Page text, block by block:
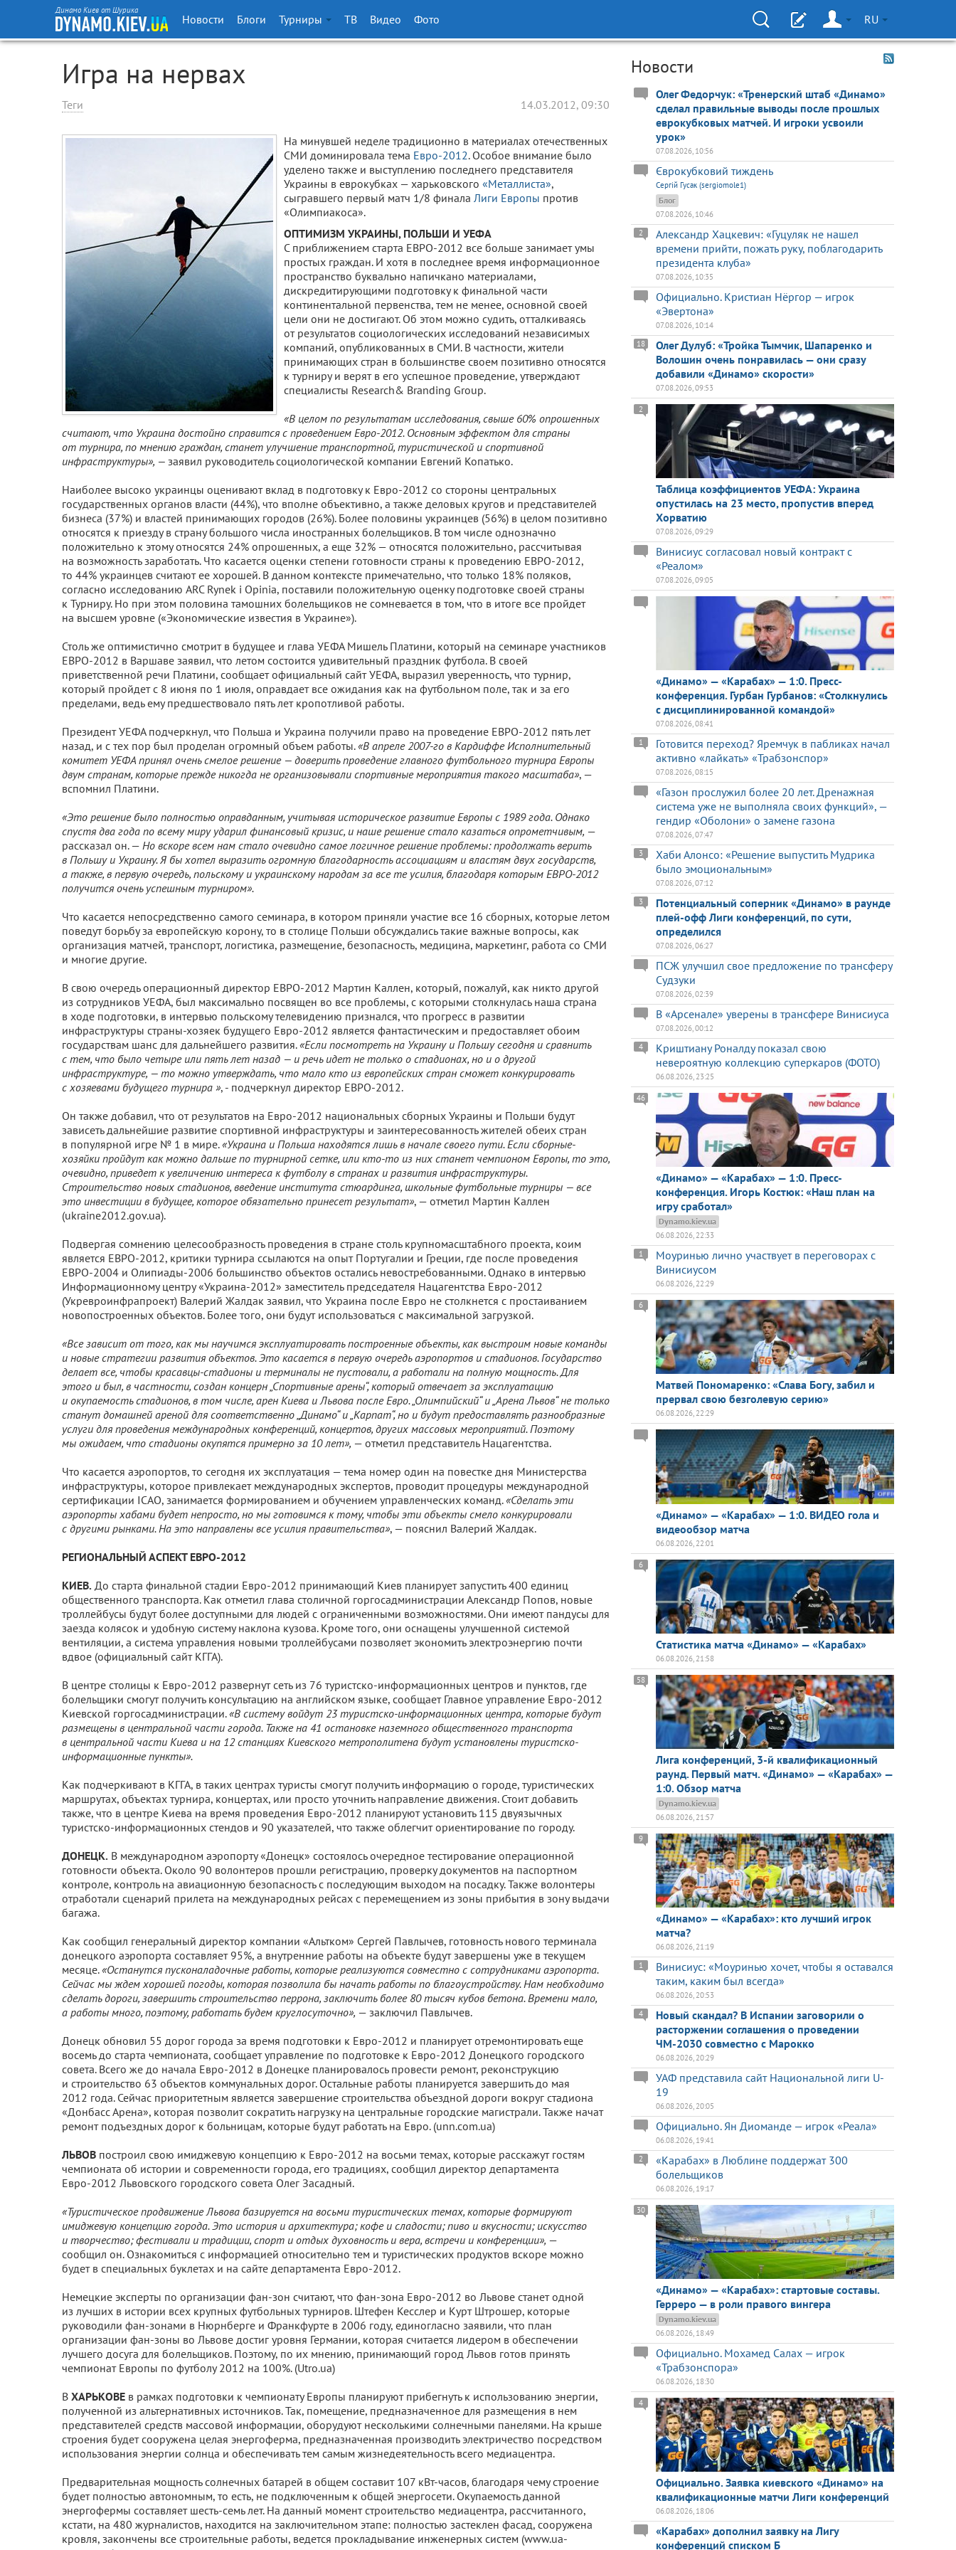
Динамо Киев от Шурика
Новости Блоги Турниры ТВ Видео Фото RU
Игра на нервах
Теги 14.03.2012, 09:30
На минувшей неделе традиционно в материалах отечественных
СМИ доминировала тема Евро-2012. Особое внимание было
уделено также и выступлению последнего представителя
Украины в еврокубках — харьковского «Металлиста»,
сыгравшего первый матч 1/8 финала Лиги Европы против
«Олимпиакоса».
ОПТИМИЗМ УКРАИНЫ, ПОЛЬШИ И УЕФА
С приближением старта ЕВРО-2012 все больше занимает умы
простых граждан. И хотя в последнее время информационное
пространство буквально напичкано материалами,
дискредитирующими подготовку к финальной части
континентальной первенства, тем не менее, основной своей
цели они не достигают. Об этом можно судить, отталкиваясь
от результатов социологических исследований независимых
компаний, опубликованных в СМИ. В частности, жители
принимающих стран в большинстве своем позитивно относятся
к турниру и верят в его успешное проведение, утверждают
специалисты Research& Branding Group.
«В целом по результатам исследования, свыше 60% опрошенных
считают, что Украина достойно справится с проведением Евро-2012. Основным эффектом для страны
от турнира, по мнению граждан, станет улучшение транспортной, туристической и спортивной
инфраструктуры», — заявил руководитель социологической компании Евгений Копатько.
Наиболее высоко украинцы оценивают вклад в подготовку к Евро-2012 со стороны центральных
государственных органов власти (44%), что вполне объективно, а также деловых кругов и представителей
бизнеса (37%) и властей принимающих городов (26%). Более половины украинцев (56%) в целом позитивно
относятся к приезду в страну большого числа иностранных болельщиков. В том числе однозначно
положительно к этому относятся 24% опрошенных, а еще 32% — относятся положительно, рассчитывая
на возможность заработать. Что касается оценки степени готовности страны к проведению ЕВРО-2012,
то 44% украинцев считают ее хорошей. В данном контексте примечательно, что только 18% поляков,
согласно исследованию ARC Rynek i Opinia, поставили положительную оценку подготовке своей страны
к Турниру. Но при этом половина тамошних болельщиков не сомневается в том, что в итоге все пройдет
на высшем уровне («Экономические известия в Украине»).
Столь же оптимистично смотрит в будущее и глава УЕФА Мишель Платини, который на семинаре участников
ЕВРО-2012 в Варшаве заявил, что летом состоится удивительный праздник футбола. В своей
приветственной речи Платини, сообщает официальный сайт УЕФА, выразил уверенность, что турнир,
который пройдет с 8 июня по 1 июля, оправдает все ожидания как на футбольном поле, так и за его
пределами, ведь ему предшествовало пять лет кропотливой работы.
Президент УЕФА подчеркнул, что Польша и Украина получили право на проведение ЕВРО-2012 пять лет
назад, и с тех пор был проделан огромный объем работы.«В апреле 2007-го в Кардиффе Исполнительный
комитет УЕФА принял очень смелое решение — доверить проведение главного футбольного турнира Европы
двум странам, которые прежде никогда не организовывали спортивные мероприятия такого масштаба», —
вспомнил Платини.
«Это решение было полностью оправданным, учитывая историческое развитие Европы с 1989 года. Однако
спустя два года по всему миру ударил финансовый кризис, и наше решение стало казаться опрометчивым, —
рассказал он. — Но вскоре всем нам стало очевидно самое логичное решение проблемы: продолжать верить
в Польшу и Украину. Я бы хотел выразить огромную благодарность ассоциациям и властям двух государств,
а также, в первую очередь, польскому и украинскому народам за все те усилия, благодаря которым ЕВРО-2012
получится очень успешным турниром».
Что касается непосредственно самого семинара, в котором приняли участие все 16 сборных, которые летом
поведут борьбу за европейскую корону, то в столице Польши обсуждались такие важные вопросы, как
организация матчей, транспорт, логистика, размещение, безопасность, медицина, маркетинг, работа со СМИ
и многие другие.
В свою очередь операционный директор ЕВРО-2012 Мартин Каллен, который, пожалуй, как никто другой
из сотрудников УЕФА, был максимально посвящен во все проблемы, с которыми столкнулась наша страна
в ходе подготовки, в интервью польскому телевидению признался, что прогресс в развитии
инфраструктуры страны-хозяек будущего Евро-2012 является фантастическим и предоставляет обоим
государствам шанс для дальнейшего развития.«Если посмотреть на Украину и Польшу сегодня и сравнить
с тем, что было четыре или пять лет назад — и речь идет не только о стадионах, но и о другой
инфраструктуре, — то можно утверждать, что мало кто из европейских стран сможет конкурировать
с хозяевами будущего турнира », - подчеркнул директор ЕВРО-2012.
Он также добавил, что от результатов на Евро-2012 национальных сборных Украины и Польши будут
зависеть дальнейшие развитие спортивной инфраструктуры и заинтересованность жителей обеих стран
в популярной игре № 1 в мире.«Украина и Польша находятся лишь в начале своего пути. Если сборные-
хозяйки пройдут как можно дальше по турнирной сетке, или кто-то из них станет чемпионом Европы, то это,
очевидно, приведет к увеличению интереса к футболу в странах и развития инфраструктуры.
Строительство новых стадионов, введение института стюардинга, школьные футбольные турниры — все
это инвестиции в будущее, которое обязательно принесет результат», — отметил Мартин Каллен
(ukraine2012.gov.ua).
Подвергая сомнению целесообразность проведения в стране столь крупномасштабного проекта, коим
является ЕВРО-2012, критики турнира ссылаются на опыт Португалии и Греции, где после проведения
ЕВРО-2004 и Олипиады-2006 большинство объектов остались невостребованными. Однако в интервью
Информационному центру «Украина-2012» заместитель председателя Нацагентства Евро-2012
(Укревроинфрапроект) Валерий Жалдак заявил, что Украина после Евро не столкнется с простаиванием
новопостроенных объектов. Более того, они будут использоваться с максимальной загрузкой.
«Все зависит от того, как мы научимся эксплуатировать построенные объекты, как выстроим новые команды
и новые стратегии развития объектов. Это касается в первую очередь аэропортов и стадионов. Государство
делает все, чтобы красавцы-стадионы и терминалы не пустовали, а работали на полную мощность. Для
этого и был, в частности, создан концерн „Спортивные арены“, который отвечает за эксплуатацию
и окупаемость стадионов, в том числе, арен Киева и Львова после Евро. „Олимпийский“ и „Арена Львов“ не только
станут домашней ареной для соответственно „Динамо“ и „Карпат“, но и будут предоставлять разнообразные
услуги для проведения международных конференций, концертов, других массовых мероприятий. Поэтому
мы ожидаем, что стадионы окупятся примерно за 10 лет», — отметил представитель Нацагентства.
Что касается аэропортов, то сегодня их эксплуатация — тема номер один на повестке дня Министерства
инфраструктуры, которое привлекает международных экспертов, проводит процедуры международной
сертификации ICAO, занимается формированием и обучением управленческих команд.«Сделать эти
аэропорты хабами будет непросто, но мы готовимся к тому, чтобы эти объекты смело конкурировали
с другими рынками. На это направлены все усилия правительства», — пояснил Валерий Жалдак.
РЕГИОНАЛЬНЫЙ АСПЕКТ ЕВРО-2012
КИЕВ. До старта финальной стадии Евро-2012 принимающий Киев планирует запустить 400 единиц
общественного транспорта. Как отметил глава столичной горгосадминистрации Александр Попов, новые
троллейбусы будут более доступными для людей с ограниченными возможностями. Они имеют пандусы для
заезда колясок и удобную систему наклона кузова. Кроме того, они оснащены улучшенной системой
вентиляции, а система управления новыми троллейбусами позволяет экономить электроэнергию почти
вдвое (официальный сайт КГГА).
В центре столицы к Евро-2012 развернут сеть из 76 туристско-информационных центров и пунктов, где
болельщики смогут получить консультацию на английском языке, сообщает Главное управление Евро-2012
Киевской горгосадминистрации.«В системувойдут 23 туристско-информационных центра, которые будут
размещены в центральной части города. Также на 41 остановке наземного общественного транспорта
в центральной части Киева и на 12 станциях Киевского метрополитена будут установлены туристско-
информационные пункты».
Как подчеркивают в КГГА, в таких центрах туристы смогут получить информацию о городе, туристических
маршрутах, объектах турнира, концертах, или просто уточнить направление движения. Стоит добавить
также, что в центре Киева на время проведения Евро-2012 планируют установить 115 двуязычных
туристско-информационных стендов и 90 указателей, что также облегчит ориентирование по городу.
ДОНЕЦК. В международном аэропорту «Донецк» состоялось очередное тестирование операционной
готовности объекта. Около 90 волонтеров прошли регистрацию, проверку документов на паспортном
контроле, контроль на авиационную безопасность с последующим выходом на посадку. Также волонтеры
отработали сценарий прилета на международных рейсах с перемещением из зоны прибытия в зону выдачи
багажа.
Как сообщил генеральный директор компании «Альтком» Сергей Павлычев, готовность нового терминала
донецкого аэропорта составляет 95%, а внутренние работы на объекте будут завершены уже в текущем
месяце.«Останутся пусконаладочные работы, которые реализуются совместно с сотрудниками аэропорта.
Сейчас мы ждем хорошей погоды, которая позволила бы начать работы по благоустройству. Нам необходимо
сделать дороги, завершить строительство перрона, заключить более 80 тысяч кубов бетона. Времени мало,
а работы много, поэтому, работать будем круглосуточно», — заключил Павлычев.
Донецк обновил 55 дорог города за время подготовки к Евро-2012 и планирует отремонтировать еще
восемь до старта чемпионата, сообщает управление по подготовке к Евро-2012 Донецкого городского
совета. Всего же до начала Евро-2012 в Донецке планировалось провести ремонт, реконструкцию
и строительство 63 объектов коммунальных дорог. Остальные работы планируется завершить до мая
2012 года. Сейчас приоритетным является завершение строительства объездной дороги вокруг стадиона
«Донбасс Арена», которая позволит сократить нагрузку на центральные городские магистрали. Также начат
ремонт подъездных дорог к больницам, которые будут работать на Евро. (unn.com.ua)
ЛЬВОВ построил свою имиджевую концепцию к Евро-2012 на восьми темах, которые расскажут гостям
чемпионата об истории и современности города, его традициях, сообщил директор департамента
Евро-2012 Львовского городского совета Олег Засадный.
«Туристическоепродвижение Львова базируется на восьми туристических темах, которые формируют
имиджевую концепцию города. Это история и архитектура; кофе и сладости; пиво и вкусности; искусство
и творчество; фестивали и традиции, спорт и отдых духовность и вера, встречи и конференции», —
сообщил он. Ознакомиться с информацией относительно тем и туристических продуктов вскоре можно
будет в специальных буклетах и на сайте департамента Евро-2012.
Немецкие эксперты по организации фан-зон считают, что фан-зона Евро-2012 во Львове станет одной
из лучших в истории всех крупных футбольных турниров. Штефен Кесслер и Курт Штрошер, которые
руководили фан-зонами в Нюрнберге и Франкфурте в 2006 году, единогласно заявили, что план
организации фан-зоны во Львове достиг уровня Германии, которая считается лидером в обеспечении
лучшего досуга для болельщиков. Поэтому, по их мнению, принимающий город Львов готов принять
чемпионат Европы по футболу 2012 на 100%. (Utro.ua)
В ХАРЬКОВЕ в рамках подготовки к чемпионату Европы планируют прибегнуть к использованию энергии,
полученной из альтернативных источников. Так, помещение, предназначенное для размещения в нем
представителей средств массовой информации, оборудуют несколькими солнечными панелями. На крыше
строения будет сооружена целая энергоферма, предназначенная производить электричество посредством
использования энергии солнца и обеспечивать тем самым жизнедеятельность всего медиацентра.
Предварительная мощность солнечных батарей в общем составит 107 кВт-часов, благодаря чему строение
будет полностью автономным, то есть, не подключенным к общей энергосети. Окупаемость данной
энергофермы составляет шесть-семь лет. На данный момент строительство медиацентра, рассчитанного,
кстати, на 480 журналистов, находится на заключительном этапе: полностью застеклен фасад, сооружена
кровля, закончены все строительные работы, ведется прокладывание инженерных систем (www.ua-
Новости
Олег Федорчук: «Тренерский штаб «Динамо»
сделал правильные выводы после прошлых
еврокубковых матчей. И игроки усвоили
урок»
07.08.2026, 10:56
Єврокубковий тиждень
Сергій Гусак (sergiomole1)
Блог
07.08.2026, 10:46
Александр Хацкевич: «Гуцуляк не нашел
времени прийти, пожать руку, поблагодарить
президента клуба»
2
07.08.2026, 10:35
Официально. Кристиан Нёргор — игрок
«Эвертона»
07.08.2026, 10:14
Олег Дулуб: «Тройка Тымчик, Шапаренко и
Волошин очень понравилась — они сразу
добавили «Динамо» скорости»
18
07.08.2026, 09:53
Таблица коэффициентов УЕФА: Украина
опустилась на 23 место, пропустив вперед
Хорватию
2
07.08.2026, 09:29
Винисиус согласовал новый контракт с
«Реалом»
07.08.2026, 09:05
«Динамо» — «Карабах» — 1:0. Пресс-
конференция. Гурбан Гурбанов: «Столкнулись
с дисциплинированной командой»
07.08.2026, 08:41
Готовится переход? Яремчук в пабликах начал
активно «лайкать» «Трабзонспор»
1
07.08.2026, 08:15
«Газон прослужил более 20 лет. Дренажная
система уже не выполняла своих функций», —
гендир «Оболони» о замене газона
07.08.2026, 07:47
Хаби Алонсо: «Решение выпустить Мудрика
было эмоциональным»
3
07.08.2026, 07:12
Потенциальный соперник «Динамо» в раунде
плей-офф Лиги конференций, по сути,
определился
3
07.08.2026, 06:27
ПСЖ улучшил свое предложение по трансферу
Судзуки
07.08.2026, 02:39
В «Арсенале» уверены в трансфере Винисиуса
07.08.2026, 00:12
Криштиану Роналду показал свою
невероятную коллекцию суперкаров (ФОТО)
4
06.08.2026, 23:25
«Динамо» — «Карабах» — 1:0. Пресс-
конференция. Игорь Костюк: «Наш план на
игру сработал»
46
Dynamo.kiev.ua
06.08.2026, 22:33
Моуринью лично участвует в переговорах с
Винисиусом
1
06.08.2026, 22:29
Матвей Пономаренко: «Слава Богу, забил и
прервал свою безголевую серию»
6
06.08.2026, 22:29
«Динамо» — «Карабах» — 1:0. ВИДЕО гола и
видеообзор матча
06.08.2026, 22:01
Статистика матча «Динамо» — «Карабах»
6
06.08.2026, 21:58
Лига конференций, 3-й квалификационный
раунд. Первый матч. «Динамо» — «Карабах» —
1:0. Обзор матча
58
Dynamo.kiev.ua
06.08.2026, 21:57
«Динамо» — «Карабах»: кто лучший игрок
матча?
9
06.08.2026, 21:19
Винисиус: «Моуринью хочет, чтобы я оставался
таким, каким был всегда»
1
06.08.2026, 20:53
Новый скандал? В Испании заговорили о
расторжении соглашения о проведении
ЧМ-2030 совместно с Марокко
4
06.08.2026, 20:29
УАФ представила сайт Национальной лиги U-
19
06.08.2026, 20:05
Официально. Ян Диоманде — игрок «Реала»
06.08.2026, 19:41
«Карабах» в Люблине поддержат 300
болельщиков
2
06.08.2026, 19:17
«Динамо» — «Карабах»: стартовые составы.
Герреро — в роли правого вингера
30
Dynamo.kiev.ua
06.08.2026, 18:49
Официально. Мохамед Салах — игрок
«Трабзонспора»
06.08.2026, 18:30
Официально. Заявка киевского «Динамо» на
квалификационные матчи Лиги конференций
4
06.08.2026, 18:06
«Карабах» дополнил заявку на Лигу
конференций списком Б